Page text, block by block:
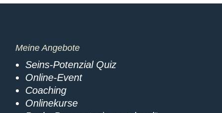
Meine Angebote
Seins-Potenzial Quiz
Online-Event
Coaching
Onlinekurse